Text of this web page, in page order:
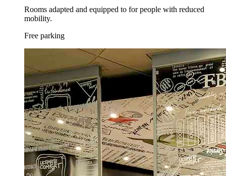
Rooms adapted and equipped to for people with reduced
mobility.
Free parking